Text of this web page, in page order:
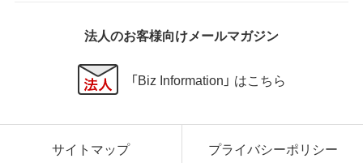
法人のお客様向けメールマガジン
「Biz Information」 はこちら
サイトマップ プライバシーポリシー